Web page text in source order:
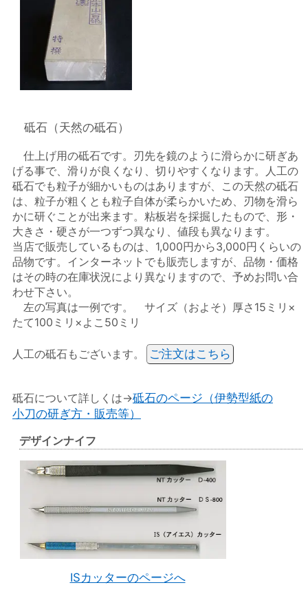
砥石（天然の砥石）
仕上げ用の砥石です。刃先を鏡のように滑らかに研ぎあ
げる事で、滑りが良くなり、切りやすくなります。人工の
砥石でも粒子が細かいものはありますが、この天然の砥石
は、粒子が粗くとも粒子自体が柔らかいため、刃物を滑ら
かに研ぐことが出来ます。粘板岩を採掘したもので、形・
大きさ・硬さが一つずつ異なり、値段も異なります。
当店で販売しているものは、1,000円から3,000円くらいの
品物です。インターネットでも販売しますが、品物・価格
はその時の在庫状況により異なりますので、予めお問い合
わせ下さい。
左の写真は一例です。 サイズ（およそ）厚さ15ミリ×
たて100ミリ×よこ50ミリ
人工の砥石もございます。 ご注文はこちら
砥石について詳しくは→砥石のページ（伊勢型紙の
小刀の研ぎ方・販売等）
デザインナイフ
ISカッターのページへ